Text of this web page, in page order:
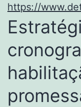
https://